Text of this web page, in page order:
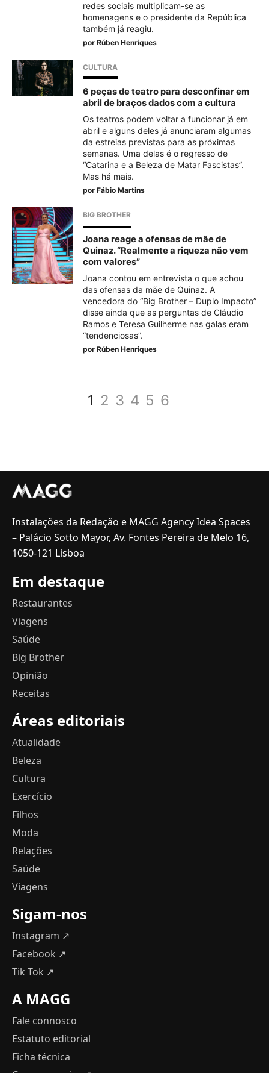
redes sociais multiplicam-se as
homenagens e o presidente da República
também já reagiu.
por Rúben Henriques
CULTURA
6 peças de teatro para desconfinar em
abril de braços dados com a cultura
Os teatros podem voltar a funcionar já em
abril e alguns deles já anunciaram algumas
da estreias previstas para as próximas
semanas. Uma delas é o regresso de
“Catarina e a Beleza de Matar Fascistas”.
Mas há mais.
por Fábio Martins
BIG BROTHER
Joana reage a ofensas de mãe de
Quinaz. “Realmente a riqueza não vem
com valores”
Joana contou em entrevista o que achou
das ofensas da mãe de Quinaz. A
vencedora do “Big Brother – Duplo Impacto”
disse ainda que as perguntas de Cláudio
Ramos e Teresa Guilherme nas galas eram
“tendenciosas”.
por Rúben Henriques
1 2 3 4 5 6
Instalações da Redação e MAGG Agency Idea Spaces
– Palácio Sotto Mayor, Av. Fontes Pereira de Melo 16,
1050-121 Lisboa
Em destaque
Restaurantes
Viagens
Saúde
Big Brother
Opinião
Receitas
Áreas editoriais
Atualidade
Beleza
Cultura
Exercício
Filhos
Moda
Relações
Saúde
Viagens
Sigam-nos
Instagram ↗
Facebook ↗
Tik Tok ↗
A MAGG
Fale connosco
Estatuto editorial
Ficha técnica